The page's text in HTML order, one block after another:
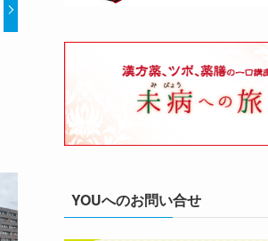
YOUへのお問い合せ